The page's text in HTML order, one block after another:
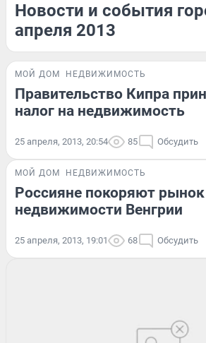
Новости и события
апреля 2013
МОЙ ДОМ НЕДВИЖИМОСТЬ
Правительство Кипра
налог на недвижимость
25 апреля, 2013, 20:54 85 Обсудить
МОЙ ДОМ НЕДВИЖИМОСТЬ
Россияне покоряют рынок
недвижимости Венгрии
25 апреля, 2013, 19:01 68 Обсудить